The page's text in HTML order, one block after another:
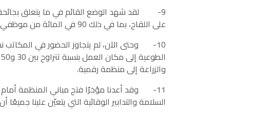
على اللقاح، بما في ذلك 90 في المائة من موظفي المقر الرئيسي لمنظمة الأغذية والزراعة.
والزراعة إلى منظمة رقمية.
11- وقد أعدنا مؤخرًا فتح مباني المنظمة
السلامة والتدابير الوقائية التي يتعيّن علينا